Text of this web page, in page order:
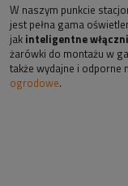
W naszym punkcie
jest pełna gama
jak inteligentne
żarówki do montażu w
także wydajne i odporne
ogrodowe.